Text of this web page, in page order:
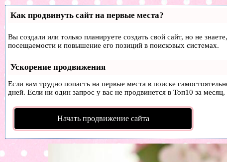
Как продвинуть сайт на первые места?
Вы создали или только планируете создать свой сайт, но не
посещаемости и повышение его позиций в поисковых системах.
Ускорение продвижения
Если вам трудно попасть на первые места в поиске
дней. Если ни один запрос у вас не продвинется в Топ10 за месяц,
Начать продвижение сайта